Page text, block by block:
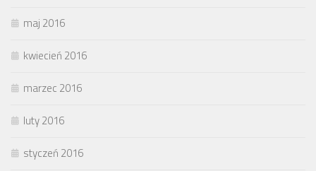
maj 2016
kwiecień 2016
marzec 2016
luty 2016
styczeń 2016